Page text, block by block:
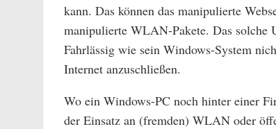
kann. Das können das manipulierte
manipulierte WLAN-Pakete. Das solche
Fahrlässig wie sein Windows-System
Internet anzuschließen.
Wo ein Windows-PC noch hinter einer
der Einsatz an (fremden) WLAN oder